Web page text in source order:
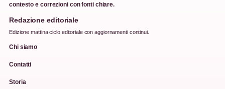
contesto e correzioni con fonti chiare.
Redazione editoriale
Edizione mattina ciclo editoriale con aggiornamenti continui.
Chi siamo
Contatti
Storia